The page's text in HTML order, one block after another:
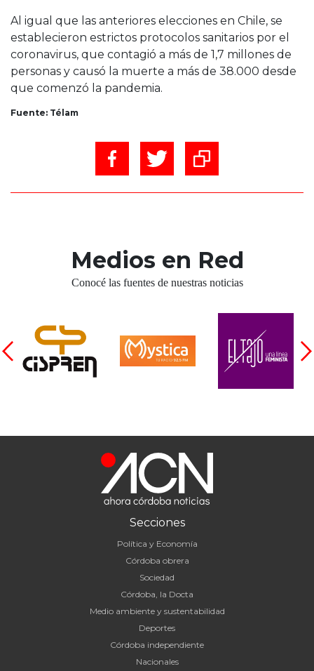
Al igual que las anteriores elecciones en Chile, se
establecieron estrictos protocolos sanitarios por el
coronavirus, que contagió a más de 1,7 millones de
personas y causó la muerte a más de 38.000 desde
que comenzó la pandemia.
Fuente: Télam
Medios en Red
Conocé las fuentes de nuestras noticias
Secciones
Política y Economía
Córdoba obrera
Sociedad
Córdoba, la Docta
Medio ambiente y sustentabilidad
Deportes
Córdoba independiente
Nacionales